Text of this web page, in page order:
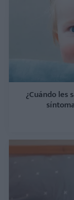
¿Cuándo les